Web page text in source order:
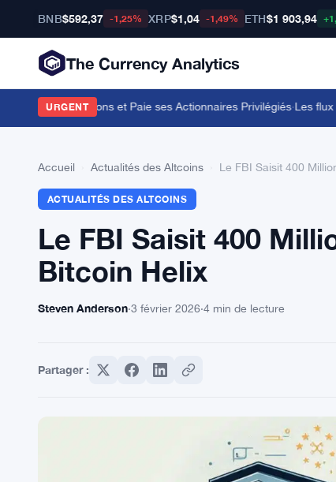
BNB$592,37 -1,25% XRP$1,04 -1,49% ETH$1 903,94
The Currency Analytics
URGENT
104,7 Millions et Paie ses Actionnaires Privilégiés·Les flux
Accueil Actualités des Altcoins Le FBI Saisit 400
ACTUALITÉS DES ALTCOINS
Le FBI Saisit 400
Bitcoin Helix
Steven Anderson·3 février 2026·4 min de lecture
Partager :